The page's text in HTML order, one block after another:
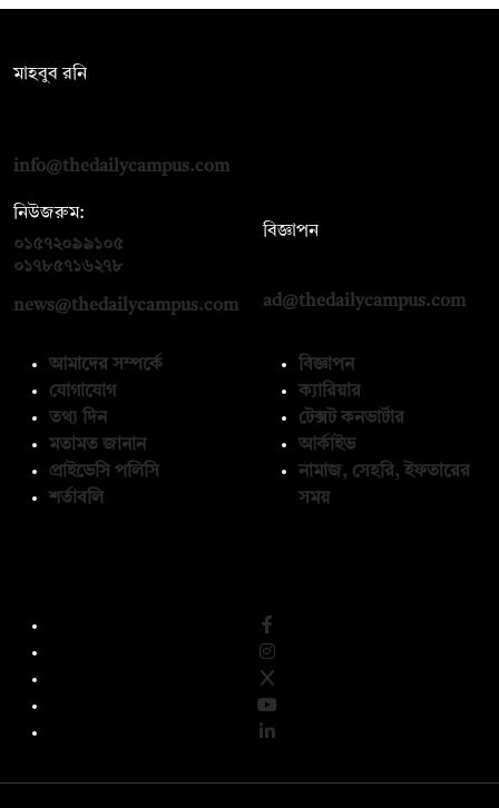
মাহবুব রনি
info@thedailycampus.com
নিউজরুম:
০১৫৭২০৯৯১০৫
০১৭৮৫৭১৬২৭৮
news@thedailycampus.com
বিজ্ঞাপন
ad@thedailycampus.com
আমাদের সম্পর্কে
যোগাযোগ
তথ্য দিন
মতামত জানান
প্রাইভেসি পলিসি
শর্তাবলি
বিজ্ঞাপন
ক্যারিয়ার
টেক্সট কনভার্টার
আর্কাইভ
নামাজ, সেহরি, ইফতারের
সময়